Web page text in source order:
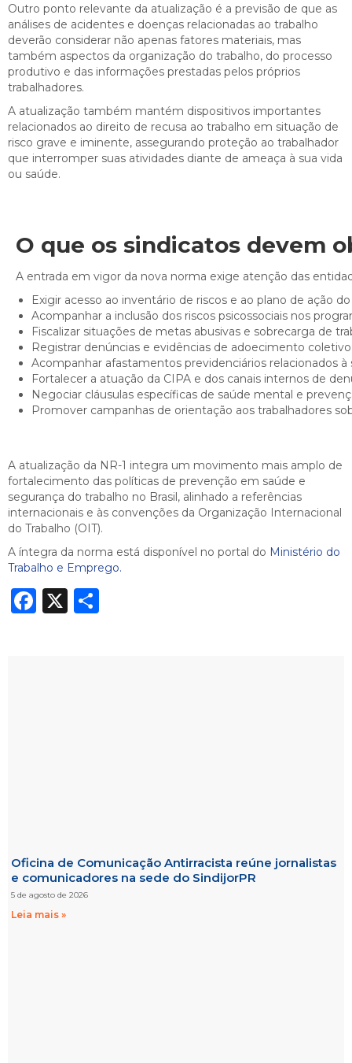
Outro ponto relevante da atualização é a previsão de que as
análises de acidentes e doenças relacionadas ao trabalho
deverão considerar não apenas fatores materiais, mas
também aspectos da organização do trabalho, do processo
produtivo e das informações prestadas pelos próprios
trabalhadores.
A atualização também mantém dispositivos importantes
relacionados ao direito de recusa ao trabalho em situação de
risco grave e iminente, assegurando proteção ao trabalhador
que interromper suas atividades diante de ameaça à sua vida
ou saúde.
O que os sindicatos devem
A entrada em vigor da nova norma exige atenção das
Exigir acesso ao inventário de riscos e ao plano de ação
Acompanhar a inclusão dos riscos psicossociais nos
Fiscalizar situações de metas abusivas e sobrecarga de
Registrar denúncias e evidências de adoecimento
Acompanhar afastamentos previdenciários relacionados à
Fortalecer a atuação da CIPA e dos canais internos de
Negociar cláusulas específicas de saúde mental e
Promover campanhas de orientação aos trabalhadores
A atualização da NR-1 integra um movimento mais amplo de
fortalecimento das políticas de prevenção em saúde e
segurança do trabalho no Brasil, alinhado a referências
internacionais e às convenções da Organização Internacional
do Trabalho (OIT).
A íntegra da norma está disponível no portal do Ministério do
Trabalho e Emprego.
Facebook
X
Oficina de Comunicação Antirracista reúne jornalistas
e comunicadores na sede do SindijorPR
5 de agosto de 2026
Leia mais »